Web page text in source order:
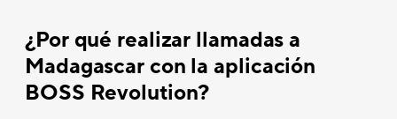
¿Por qué realizar llamadas a
Madagascar con la aplicación
BOSS Revolution?